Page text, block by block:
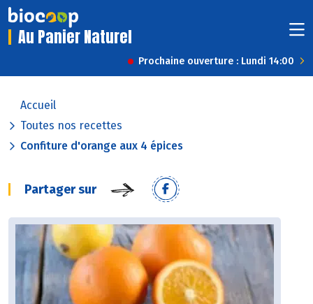
Au Panier Naturel
Prochaine ouverture : Lundi 14:00
Accueil
Toutes nos recettes
Confiture d'orange aux 4 épices
Partager sur